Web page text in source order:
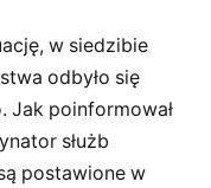
w siedzibie
odbyło się
Jak poinformował
służb
postawione w